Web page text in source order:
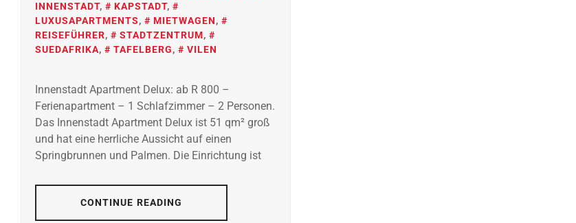
INNENSTADT, KAPSTADT,
LUXUSAPARTMENTS, MIETWAGEN,
REISEFÜHRER, STADTZENTRUM,
SUEDAFRIKA, TAFELBERG, VILEN
Innenstadt Apartment Delux: ab R 800 –
Ferienapartment – 1 Schlafzimmer – 2 Personen.
Das Innenstadt Apartment Delux ist 51 qm² groß
und hat eine herrliche Aussicht auf einen
Springbrunnen und Palmen. Die Einrichtung ist
CONTINUE READING